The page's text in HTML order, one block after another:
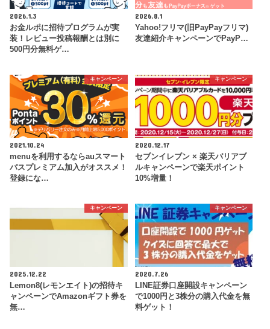
2026.1.3
お金ルポに招待プログラムが実
装！レビュー投稿報酬とは別に
500円分無料ゲ…
2026.8.1
Yahoo!フリマ(旧PayPayフリマ)
友達紹介キャンペーンでPayP…
キャンペーン
2021.10.24
menuを利用するならauスマート
パスプレミアム加入がオススメ！
登録にな…
キャンペーン
2020.12.17
セブンイレブン × 楽天バリアブ
ルキャンペーンで楽天ポイント
10%増量！
キャンペーン
2025.12.22
Lemon8(レモンエイト)の招待キ
ャンペーンでAmazonギフト券を
無…
キャンペーン
2020.7.26
LINE証券口座開設キャンペーン
で1000円と3株分の購入代金を無
料ゲット！